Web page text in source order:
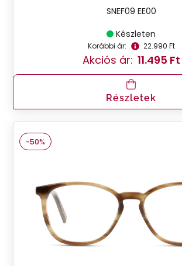
SNEF09 EE00
Készleten
Korábbi ár: 22.990 Ft
Akciós ár: 11.495 Ft
Részletek
-50%